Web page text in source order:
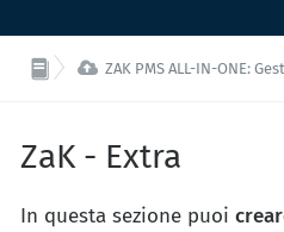
 ZAK PMS ALL-IN-ONE: Gestisci la tua struttura da un'unica interfaccia!
ZaK - Extra
In questa sezione puoi